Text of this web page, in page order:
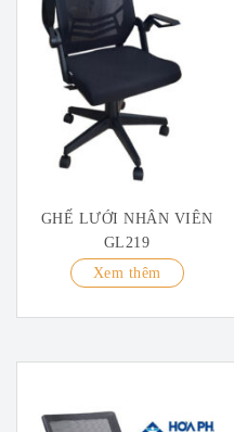
GHẾ LƯỚI NHÂN VIÊN
GL219
Xem thêm